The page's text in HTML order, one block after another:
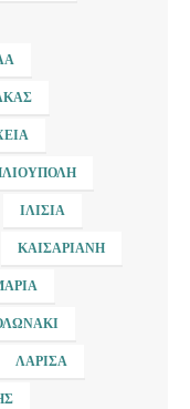
ΙΛΊΣΙΑ
ΚΑΙΣΑΡΙΑΝΉ
ΛΆΡΙΣΑ